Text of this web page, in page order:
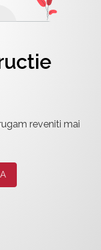
reveniti mai